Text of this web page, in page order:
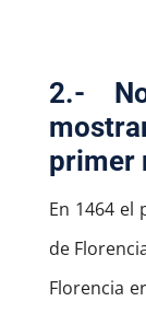
2.-
primer
En 1464 el
de
Florencia